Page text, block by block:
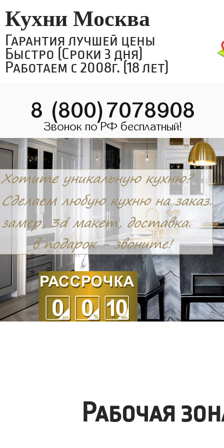
Кухни Москва
Гарантия лучшей цены
Быстро (Сроки 3 дня)
Работаем с 2008г. (18 лет)
8 (800)7078908
Звонок по РФ бесплатный!
Рабочая